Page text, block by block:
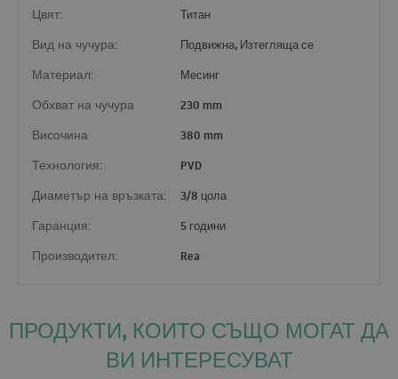
Цвят:
Титан
Вид на чучура:
Подвижна, Изтегляща се
Материал:
Месинг
Обхват на чучура
230 mm
Височина
380 mm
Технология:
PVD
Диаметър на връзката:
3/8 цола
Гаранция:
5 години
Производител:
Rea
ПРОДУКТИ, КОИТО СЪЩО МОГАТ ДА
ВИ ИНТЕРЕСУВАТ